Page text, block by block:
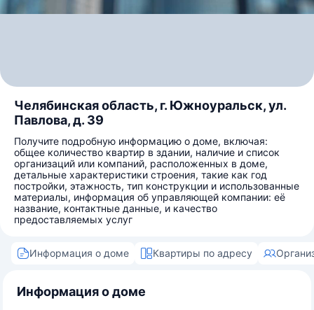
Челябинская область, г. Южноуральск, ул.
Павлова, д. 39
Получите подробную информацию о доме, включая:
общее количество квартир в здании, наличие и список
организаций или компаний, расположенных в доме,
детальные характеристики строения, такие как год
постройки, этажность, тип конструкции и использованные
материалы, информация об управляющей компании: её
название, контактные данные, и качество
предоставляемых услуг
Информация о доме Квартиры по адресу
Информация о доме